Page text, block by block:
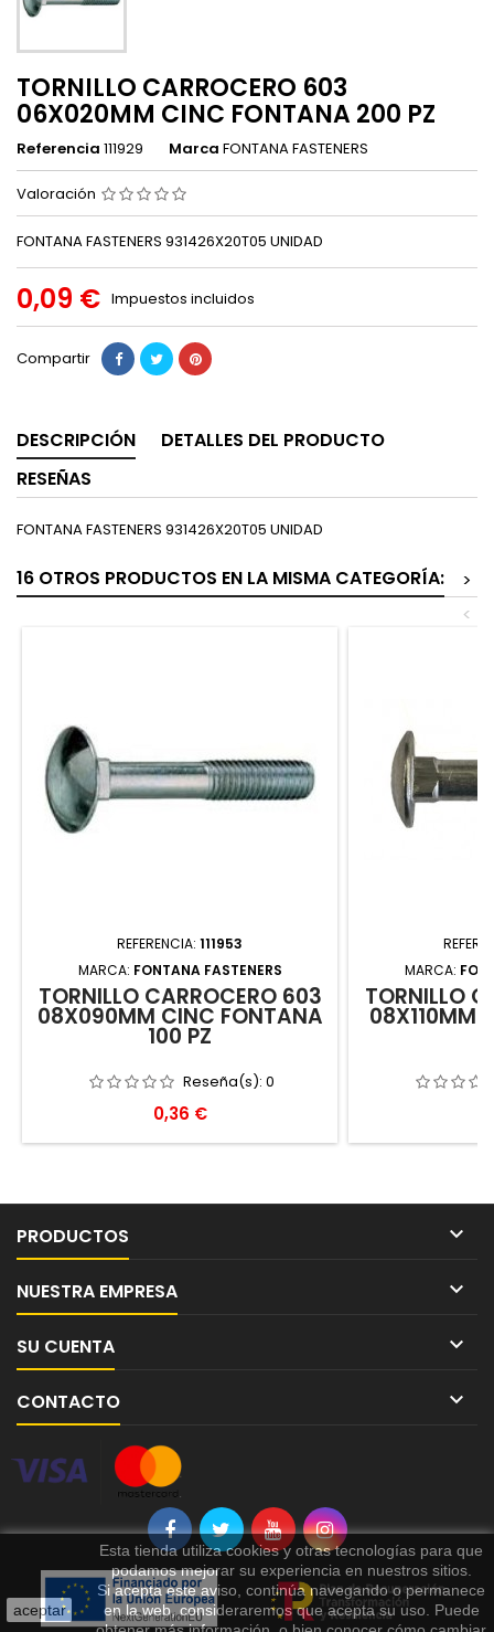
TORNILLO CARROCERO 603
06X020MM CINC FONTANA 200 PZ
Referencia 111929 Marca FONTANA FASTENERS
Valoración
FONTANA FASTENERS 931426X20T05 UNIDAD
0,09 € Impuestos incluidos
Compartir
DESCRIPCIÓN
DETALLES DEL PRODUCTO
RESEÑAS
FONTANA FASTENERS 931426X20T05 UNIDAD
16 OTROS PRODUCTOS EN LA MISMA CATEGORÍA:
>
<
REFERENCIA: 111953
MARCA: FONTANA FASTENERS
TORNILLO CARROCERO 603
08X090MM CINC FONTANA
100 PZ
Reseña(s): 0
Precio
0,36 €
MARCA:
TORNILLO
08X110MM
PRODUCTOS 
NUESTRA EMPRESA 
SU CUENTA 
CONTACTO 
aceptar
Esta tienda utiliza cookies y otras tecnologías para que
podamos mejorar su experiencia en nuestros sitios.
Si acepta este aviso, continúa navegando o permanece
en la web, consideraremos que acepta su uso. Puede